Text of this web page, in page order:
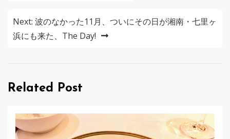
ナ
ビ
シ
ョ
ン
Next: 波のなかった11月、ついにその日が湘南・七里ヶ
浜にも来た、The Day!
Related Post